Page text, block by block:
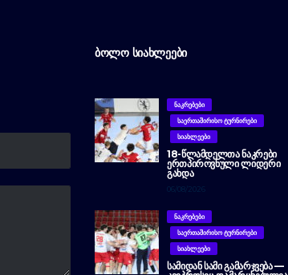
ᲑᲝᲚᲝ ᲡᲘᲐᲮᲚᲔᲔᲑᲘ
ᲜᲐᲙᲠᲔᲑᲔᲑᲘ
ᲡᲐᲔᲠᲗᲐᲨᲘᲠᲘᲡᲝ ᲢᲣᲠᲜᲘᲠᲔᲑᲘ
ᲡᲘᲐᲮᲚᲔᲔᲑᲘ
18-ᲬᲚᲐᲛᲓᲔᲚᲗᲐ ᲜᲐᲙᲠᲔᲑᲘ
ᲔᲠᲗᲞᲘᲠᲝᲕᲜᲣᲚᲘ ᲚᲘᲓᲔᲠᲘ
ᲒᲐᲮᲓᲐ
06/08/2026
ᲜᲐᲙᲠᲔᲑᲔᲑᲘ
ᲡᲐᲔᲠᲗᲐᲨᲘᲠᲘᲡᲝ ᲢᲣᲠᲜᲘᲠᲔᲑᲘ
ᲡᲘᲐᲮᲚᲔᲔᲑᲘ
ᲡᲐᲛᲘᲓᲐᲜ ᲡᲐᲛᲘ ᲒᲐᲛᲐᲠᲯᲕᲔᲑᲐ —